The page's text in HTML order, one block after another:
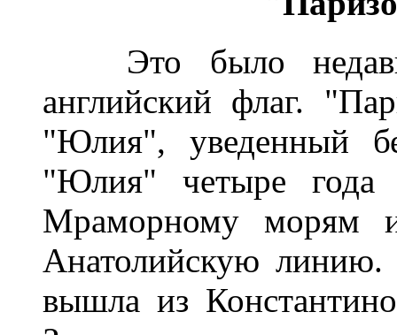
Это было
английский флаг.
"Юлия", уведенный
"Юлия" четыре года
Мраморному морям
Анатолийскую
вышла из